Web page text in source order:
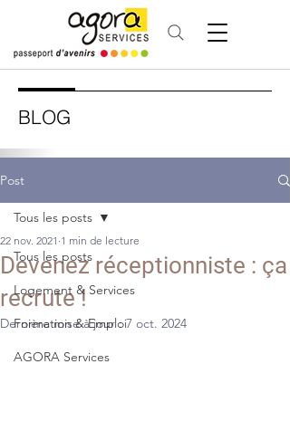
BLOG
Post
Tous les posts
Logement & Services
Formation & Emploi
AGORA Services
Tous les posts
Devenez réceptionniste : ça
recrute !
22 nov. 2021 1 min de lecture
Dernière mise à jour :7 oct. 2024